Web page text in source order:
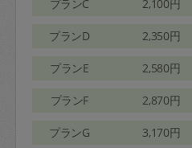
プランC 2,100円
プランD 2,350円
プランE 2,580円
プランF 2,870円
プランG 3,170円